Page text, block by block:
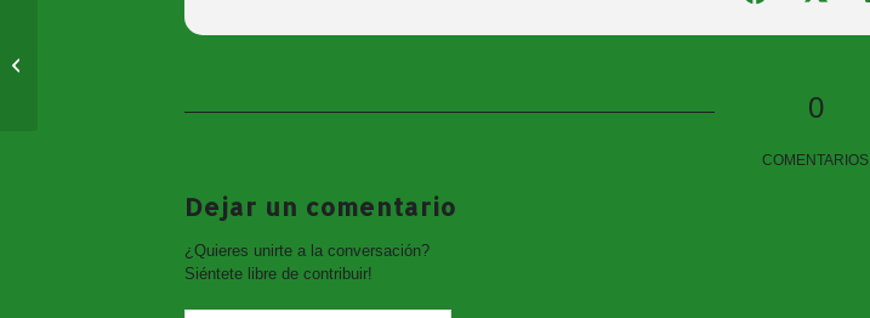
0
COMENTARIOS
Dejar un comentario
¿Quieres unirte a la conversación?
Siéntete libre de contribuir!